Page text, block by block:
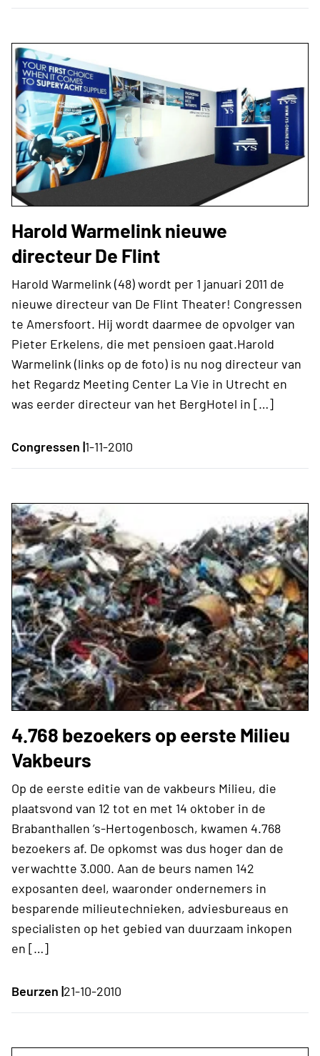
Harold Warmelink nieuwe
directeur De Flint
Harold Warmelink (48) wordt per 1 januari 2011 de
nieuwe directeur van De Flint Theater! Congressen
te Amersfoort. Hij wordt daarmee de opvolger van
Pieter Erkelens, die met pensioen gaat.Harold
Warmelink (links op de foto) is nu nog directeur van
het Regardz Meeting Center La Vie in Utrecht en
was eerder directeur van het BergHotel in […]
Congressen |1-11-2010
4.768 bezoekers op eerste Milieu
Vakbeurs
Op de eerste editie van de vakbeurs Milieu, die
plaatsvond van 12 tot en met 14 oktober in de
Brabanthallen ’s-Hertogenbosch, kwamen 4.768
bezoekers af. De opkomst was dus hoger dan de
verwachtte 3.000. Aan de beurs namen 142
exposanten deel, waaronder ondernemers in
besparende milieutechnieken, adviesbureaus en
specialisten op het gebied van duurzaam inkopen
en […]
Beurzen |21-10-2010